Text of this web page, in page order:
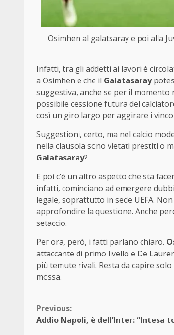
Osimhen al galatsaray e poi alla
Infatti, tra gli addetti ai lavori è
a Osimhen e che il Galatasaray
suggestiva, anche se per il momento
possibile cessione futura del
così un giro largo per aggirare i
Suggestioni, certo, ma nel calcio
nella clausola sono vietati prestiti o
Galatasaray?
E poi c’è un altro aspetto che sta
infatti, cominciano ad emergere
legale, soprattutto in sede UEFA.
approfondire la questione. Anche
setaccio.
Per ora, però, i fatti parlano chiaro.
attaccante di primo livello e De
più temute rivali. Resta da capire
mossa.
Continue
Reading
Previous:
Addio Napoli, è dell’Inter: “Intesa